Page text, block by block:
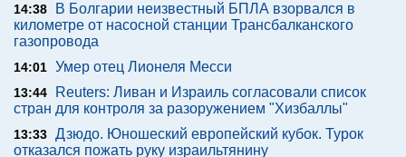
14:38
В Болгарии неизвестный БПЛА взорвался в
километре от насосной станции Трансбалканского
газопровода
14:01 Умер отец Лионеля Месси
13:44
Reuters: Ливан и Израиль согласовали список
стран для контроля за разоружением "Хизбаллы"
13:33 Дзюдо. Юношеский европейский кубок. Турок
отказался пожать руку израильтянину